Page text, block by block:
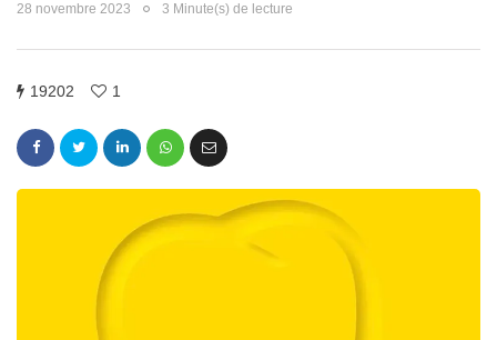
28 novembre 2023 3 Minute(s) de lecture
19202 1